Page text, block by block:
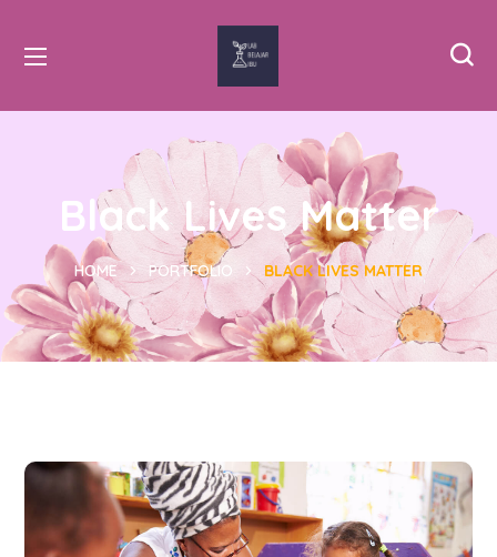
Black Lives Matter
HOME PORTFOLIO BLACK LIVES MATTER